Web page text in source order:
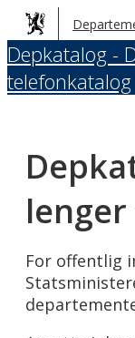
Hopp
til
hovedinnhold
Depkatalog -
telefonkatalog
For offentlig